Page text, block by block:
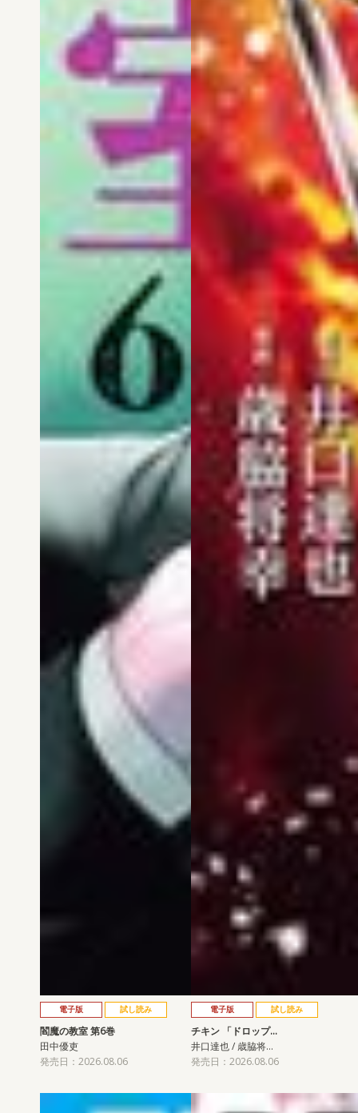
電子版 試し読み
閻魔の教室 第6巻
田中優吏
発売日：2026.08.06
電子版 試し読み
チキン 「ドロップ…
井口達也 / 歳脇将…
発売日：2026.08.06